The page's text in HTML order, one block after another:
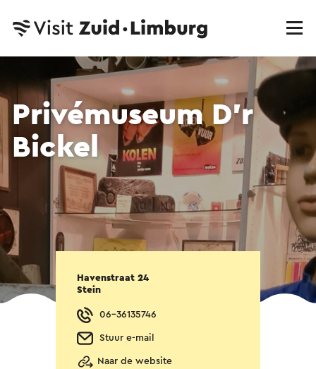
Privémuseum D'r
Bickel
Havenstraat 24
Stein
06-36135746
Stuur e-mail
Naar de website